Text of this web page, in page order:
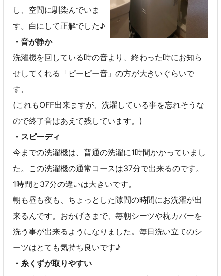
し、空間に馴染んでいま
す。白にして正解でした♪
・音が静か
洗濯機を回している時の音より、終わった時にお知ら
せしてくれる「ピーピー音」の方が大きいぐらいで
す。
(これもOFF出来ますが、洗濯している事を忘れそうな
ので終了音はあえて残しています。)
・スピーディ
今までの洗濯機は、普通の洗濯に1時間かかっていまし
た。この洗濯機の通常コースは37分で出来るのです。
1時間と37分の違いは大きいです。
朝も昼も夜も、ちょっとした隙間の時間にお洗濯が出
来るんです。おかげさまで、毎朝シーツや枕カバーを
洗う事が出来るようになりました。毎日洗い立てのシ
ーツはとても気持ち良いです♪
・糸くずが取りやすい